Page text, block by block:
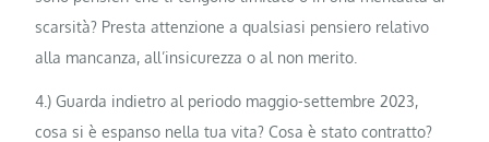
scarsità? Presta attenzione a qualsiasi pensiero relativo
alla mancanza, all’insicurezza o al non merito.
4.) Guarda indietro al periodo maggio-settembre 2023,
cosa si è espanso nella tua vita? Cosa è stato contratto?